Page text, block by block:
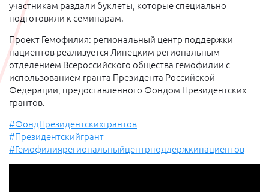
участникам раздали буклеты, которые специально
подготовили к семинарам.
Проект Гемофилия: региональный центр поддержки
пациентов реализуется Липецким региональным
отделением Всероссийского общества гемофилии с
использованием гранта Президента Российской
Федерации, предоставленного Фондом Президентских
грантов.
#ФондПрезидентскихгрантов
#Президентскийгрант
#Гемофилиярегиональныйцентрподдержкипациентов